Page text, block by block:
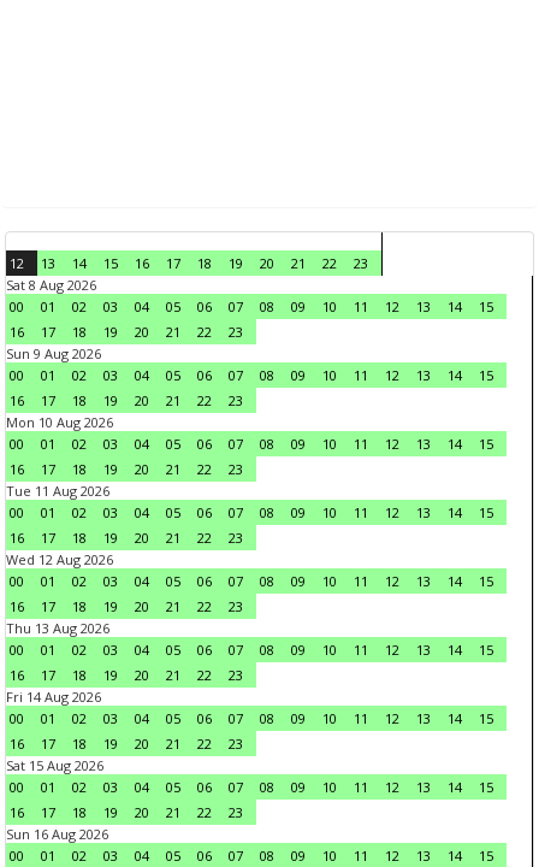
12 13 14 15 16 17 18 19 20 21 22
23
Sat 8 Aug 2026
00
01 02 03 04 05 06 07 08 09 10 11 12 13 14
15
16
17 18 19 20 21 22
23
Sun 9 Aug 2026
00
01 02 03 04 05 06 07 08 09 10 11 12 13 14
15
16
17 18 19 20 21 22
23
Mon 10 Aug 2026
00
01 02 03 04 05 06 07 08 09 10 11 12 13 14
15
16
17 18 19 20 21 22
23
Tue 11 Aug 2026
00
01 02 03 04 05 06 07 08 09 10 11 12 13 14
15
16
17 18 19 20 21 22
23
Wed 12 Aug 2026
00
01 02 03 04 05 06 07 08 09 10 11 12 13 14
15
16
17 18 19 20 21 22
23
Thu 13 Aug 2026
00
01 02 03 04 05 06 07 08 09 10 11 12 13 14
15
16
17 18 19 20 21 22
23
Fri 14 Aug 2026
00
01 02 03 04 05 06 07 08 09 10 11 12 13 14
15
16
17 18 19 20 21 22
23
Sat 15 Aug 2026
00
01 02 03 04 05 06 07 08 09 10 11 12 13 14
15
16
17 18 19 20 21 22
23
Sun 16 Aug 2026
00
01 02 03 04 05 06 07 08 09 10 11 12 13 14 15